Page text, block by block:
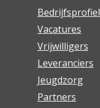
Bedrijfsprofiel
Vacatures
Vrijwilligers
Leveranciers
Jeugdzorg
Partners